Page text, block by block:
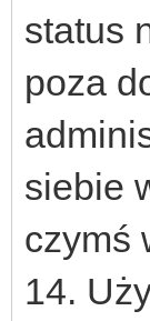
status
poza
siebie
czymś
14.